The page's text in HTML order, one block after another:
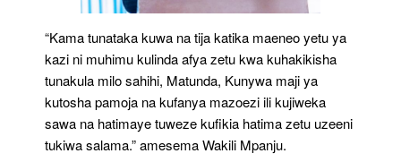
“Kama tunataka kuwa na tija katika maeneo yetu ya
kazi ni muhimu kulinda afya zetu kwa kuhakikisha
tunakula milo sahihi, Matunda, Kunywa maji ya
kutosha pamoja na kufanya mazoezi ili kujiweka
sawa na hatimaye tuweze kufikia hatima zetu uzeeni
tukiwa salama.” amesema Wakili Mpanju.